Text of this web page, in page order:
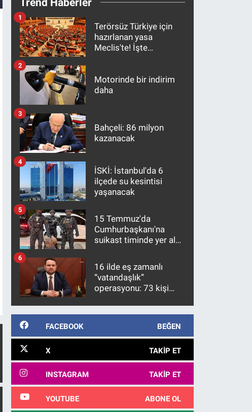
Terörsüz Türkiye için
hazırlanan yasa
Meclis'te! İşte
1
Motorinde bir indirim
daha
2
Bahçeli: 86 milyon
kazanacak
3
İSKİ: İstanbul'da 6
ilçede su kesintisi
yaşanacak
4
15 Temmuz'da
Cumhurbaşkanı'na
suikast timinde yer alan
10 yıl sonra yakalandı
5
16 ilde eş zamanlı
“vatandaşlık”
operasyonu: 73 kişi
6
FACEBOOK BEĞEN
X TAKIP ET
INSTAGRAM TAKIP ET
YOUTUBE ABONE OL